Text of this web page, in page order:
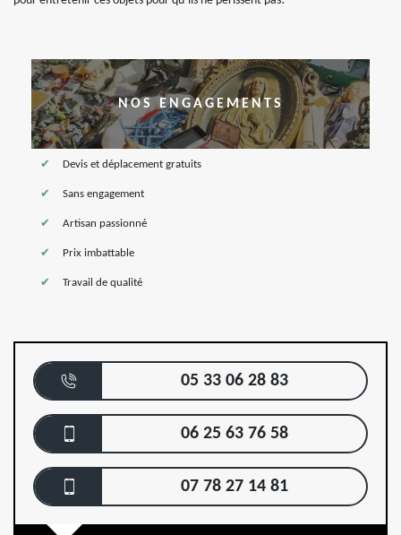
NOS ENGAGEMENTS
Devis et déplacement gratuits
Sans engagement
Artisan passionné
Prix imbattable
Travail de qualité
05 33 06 28 83
06 25 63 76 58
07 78 27 14 81